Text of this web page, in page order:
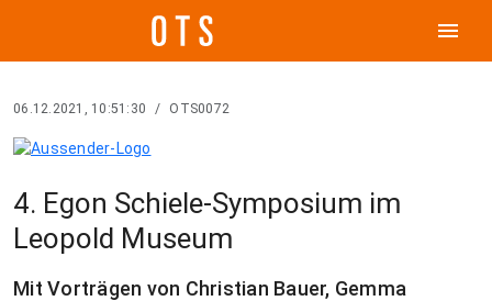
menu
06.12.2021, 10:51:30 / OTS0072
4. Egon Schiele-Symposium im
Leopold Museum
Mit Vorträgen von Christian Bauer, Gemma